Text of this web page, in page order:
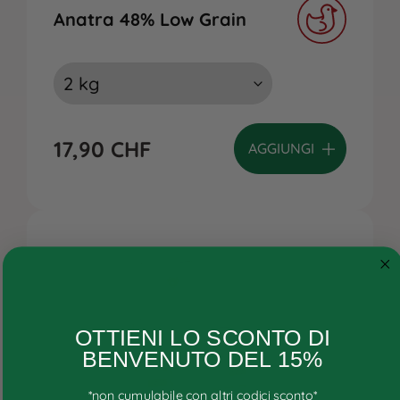
Gatto
Anatra 48% Low Grain
17,90 CHF AGGIUNGI
OTTIENI LO SCONTO DI
BENVENUTO DEL 15%
*non cumulabile con altri codici sconto*